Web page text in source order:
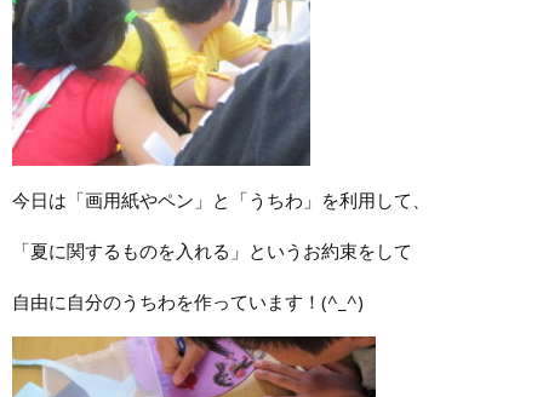
今日は「画用紙やペン」と「うちわ」を利用して、
「夏に関するものを入れる」というお約束をして
自由に自分のうちわを作っています！(^_^)